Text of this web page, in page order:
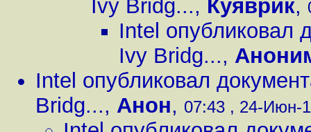
Ivy Bridg..., Куяврик,
Intel опубликовал
Ivy Bridg...,
Intel опубликовал
Bridg..., Анон, 07:43 , 24-Июн-